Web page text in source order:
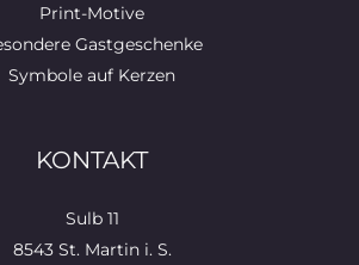
Print-Motive
Gastgeschenke
Symbole auf Kerzen
KONTAKT
Sulb 11
8543 St. Martin i. S.